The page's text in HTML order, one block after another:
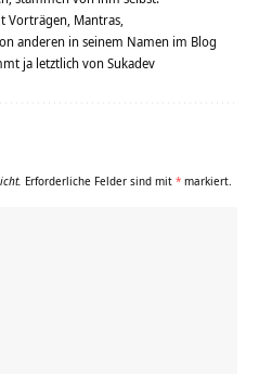
Vorträgen, Mantras,
anderen in seinem Namen im Blog
ja letztlich von Sukadev
Erforderliche Felder sind mit * markiert.